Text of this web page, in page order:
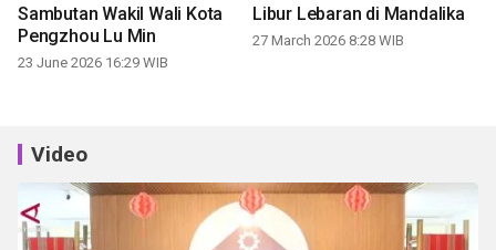
Sambutan Wakil Wali Kota
Pengzhou Lu Min
23 June 2026 16:29 WIB
Libur Lebaran di Mandalika
27 March 2026 8:28 WIB
Video